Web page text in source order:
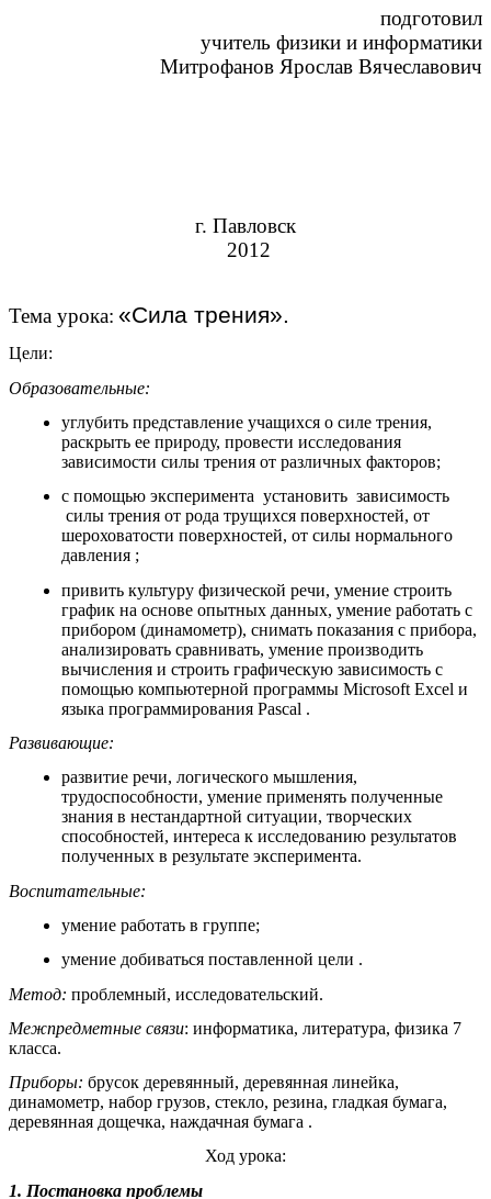
подготовил
учитель физики и информатики
Митрофанов Ярослав Вячеславович
г. Павловск
2012
Тема урока: «Сила трения».
Цели:
Образовательные:
углубить представление учащихся о силе трения,
раскрыть ее природу, провести исследования
зависимости силы трения от различных факторов;
с помощью эксперимента установить зависимость
силы трения от рода трущихся поверхностей, от
шероховатости поверхностей, от силы нормального
давления ;
привить культуру физической речи, умение строить
график на основе опытных данных, умение работать с
прибором (динамометр), снимать показания с прибора,
анализировать сравнивать, умение производить
вычисления и строить графическую зависимость с
помощью компьютерной программы Microsoft Excel и
языка программирования Pascal .
Развивающие:
развитие речи, логического мышления,
трудоспособности, умение применять полученные
знания в нестандартной ситуации, творческих
способностей, интереса к исследованию результатов
полученных в результате эксперимента.
Воспитательные:
умение работать в группе;
умение добиваться поставленной цели .
Метод: проблемный, исследовательский.
Межпредметные связи: информатика, литература, физика 7
класса.
Приборы: брусок деревянный, деревянная линейка,
динамометр, набор грузов, стекло, резина, гладкая бумага,
деревянная дощечка, наждачная бумага .
Ход урока:
1. Постановка проблемы